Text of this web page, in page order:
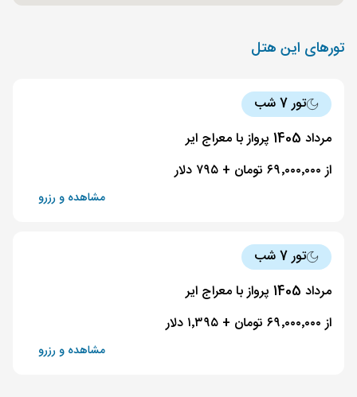
تورهای این هتل
تور 7 شب
مرداد 1405 پرواز با معراج ایر
از ۶۹٬۰۰۰٬۰۰۰ تومان + ۷۹۵ دلار
مشاهده و رزرو
تور 7 شب
مرداد 1405 پرواز با معراج ایر
از ۶۹٬۰۰۰٬۰۰۰ تومان + ۱٬۳۹۵ دلار
مشاهده و رزرو